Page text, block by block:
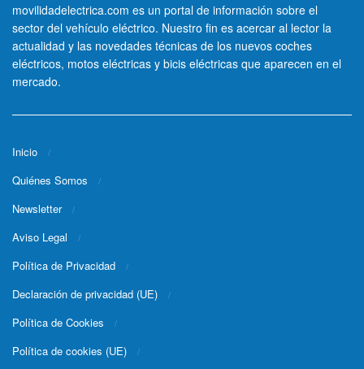
movilidadelectrica.com es un portal de información sobre el
sector del vehículo eléctrico. Nuestro fin es acercar al lector la
actualidad y las novedades técnicas de los nuevos coches
eléctricos, motos eléctricas y bicis eléctricas que aparecen en el
mercado.
Inicio
Quiénes Somos
Newsletter
Aviso Legal
Política de Privacidad
Declaración de privacidad (UE)
Política de Cookies
Política de cookies (UE)